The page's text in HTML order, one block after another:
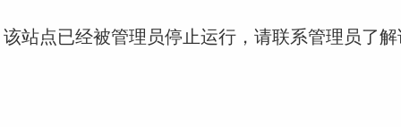
站点已经被管理员停止运行，请联系管理员了